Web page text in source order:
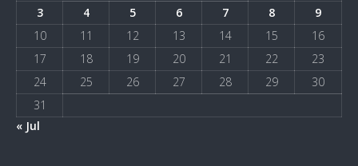
3
4 5 6 7 8
9
10
11 12 13 14 15
16
17
18 19 20 21 22
23
24
25 26 27 28 29
30
31
« Jul